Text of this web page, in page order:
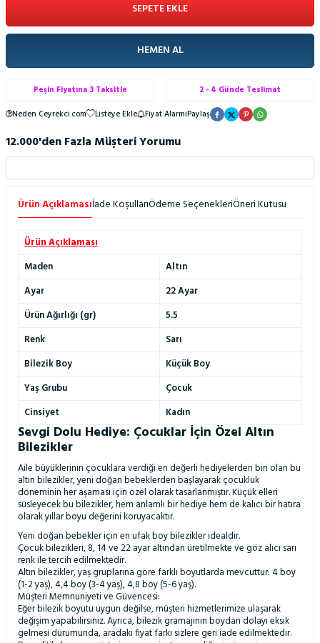
SEPETE EKLE
HEMEN AL
Peşin Fiyatına 3 Taksitle
2 - 4 Günde Teslimat
Neden Ceyrekci.com
Listeye Ekle Fiyat AlarmıPaylaş
12.000'den Fazla Müşteri Yorumu
Ürün Açıklamasıİade KoşullarıÖdeme SeçenekleriÖneri Kutusu
Sevgi Dolu Hediye: Çocuklar İçin Özel Altın
Bilezikler
Aile büyüklerinin çocuklara verdiği en değerli hediyelerden biri olan bu
altın bilezikler, yeni doğan bebeklerden başlayarak çocukluk
döneminin her aşaması için özel olarak tasarlanmıştır. Küçük elleri
süsleyecek bu bilezikler, hem anlamlı bir hediye hem de kalıcı bir hatıra
olarak yıllar boyu değerini koruyacaktır.
Yeni doğan bebekler için en ufak boy bilezikler idealdir.
Çocuk bilezikleri, 8, 14 ve 22 ayar altından üretilmekte ve göz alıcı sarı
renk ile tercih edilmektedir.
Altın bilezikler, yaş gruplarına göre farklı boyutlarda mevcuttur: 4 boy
(1-2 yaş), 4,4 boy (3-4 yaş), 4,8 boy (5-6 yaş).
Müşteri Memnuniyeti ve Güvencesi:
Eğer bilezik boyutu uygun değilse, müşteri hizmetlerimize ulaşarak
değişim yapabilirsiniz. Ayrıca, bilezik gramajının boydan dolayı eksik
gelmesi durumunda, aradaki fiyat farkı sizlere geri iade edilmektedir.
Ürün Açıklaması
Maden
Altın
Ayar
22 Ayar
Ürün Ağırlığı (gr)
5.5
Renk
Sarı
Bilezik Boy
Küçük Boy
Yaş Grubu
Çocuk
Cinsiyet
Kadın